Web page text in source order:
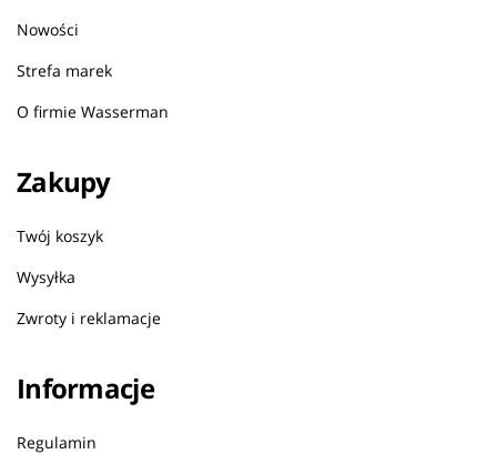
Nowości
Strefa marek
O firmie Wasserman
Zakupy
Twój koszyk
Wysyłka
Zwroty i reklamacje
Informacje
Regulamin